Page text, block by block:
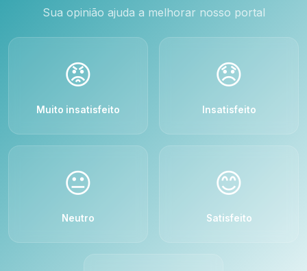
Sua opinião ajuda a melhorar nosso portal
😡
Muito insatisfeito
😞
Insatisfeito
😐
Neutro
😊
Satisfeito